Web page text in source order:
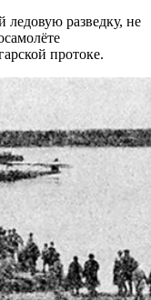
разведку, не
протоке.